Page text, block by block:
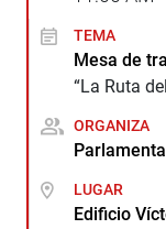
TEMA
Mesa de
“La Ruta
ORGANIZA
LUGAR
Edificio